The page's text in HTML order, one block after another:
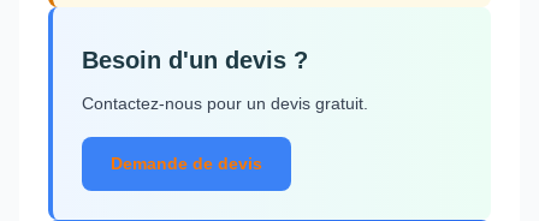
Besoin d'un devis ?
Contactez-nous pour un devis gratuit.
Demande de devis